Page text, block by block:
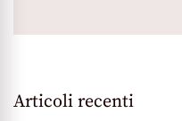
Articoli recenti